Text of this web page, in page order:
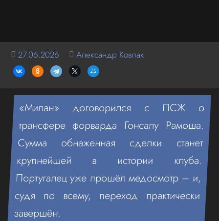
27.06.2026 Александр Ковпак
«Милан» договорился с ПСЖ о
трансфере форварда Гонсалу Рамоша.
Сумма обнаженная сделки станет
крупнейшей в истории клуба.
Португалец уже прошёл медосмотр – и,
судя по всему, переход практически
завершён.